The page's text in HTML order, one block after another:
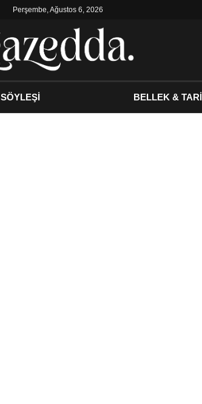
Perşembe, Ağustos 6, 2026
SÖYLEŞİ BELLEK &